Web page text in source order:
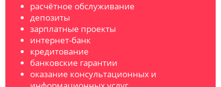
расчётное обслуживание
депозиты
зарплатные проекты
интернет-банк
кредитование
банковские гарантии
оказание консультационных и